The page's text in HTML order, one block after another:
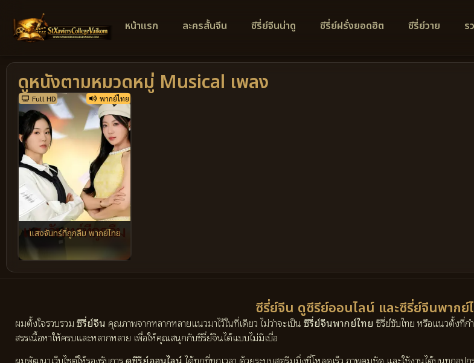
หน้าแรก ละครสั้นจีน ซีรี่ย์จีนน่าดู ซีรี่ย์ฝรั่งยอดฮิต ซีรี่ย์วาย ร
ดูหนังตามหมวดหมู่ Musical เพลง
Full HD พากย์ไทย
แสงจันทร์ที่ถูกลืม พากย์ไทย
ซีรี่ย์จีน ดูซีรีย์ออนไลน์ และซีรี่ย์จีนพากย์
ผมตั้งใจรวบรวมซีรี่ย์จีน คุณภาพจากหลากหลายแนวมาไว้ในที่เดียว ไม่ว่าจะเป็นซีรี่ย์จีนพากย์ไทยซีรี่ย์ซับไทย หรือแนวตั้งที่ก
สรรเนื้อหาให้ครบและหลากหลาย เพื่อให้คุณสนุกกับซีรี่ย์จีนได้แบบไม่มีเบื่อ